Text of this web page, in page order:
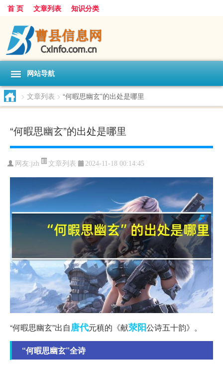
首 页 文章列表 知识分类
网站导航
> 文章列表 > “何暇思幽玄”的出处是哪里
“何暇思幽玄”的出处是哪里
网友:jzh 文章列表 2024-11-18 00:14:45
“何暇思幽玄”出自唐代元稹的《献荥阳公诗五十韵》。
“何暇思幽玄”全诗